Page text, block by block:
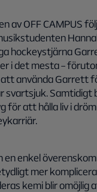
av OFF CAMPUS
hockeystjärna
i det mesta –
använda Garrett
svartsjuk.
för att hålla liv i
en enkel
mer
kemi blir omöjlig